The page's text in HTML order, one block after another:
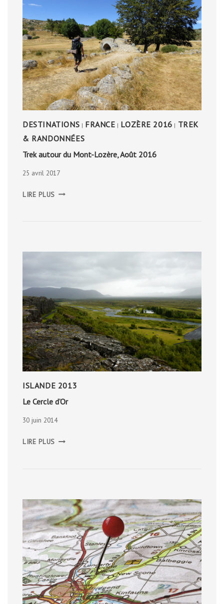
DESTINATIONS | FRANCE | LOZÈRE 2016 | TREK
& RANDONNÉES
Trek autour du Mont-Lozère, Août 2016
25 avril 2017
LIRE PLUS AUTOUR
ISLANDE 2013
Le Cercle d’Or
30 juin 2014
LIRE PLUS CERCLE